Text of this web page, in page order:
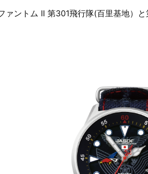
ントム II 第301飛行隊(百里基地）